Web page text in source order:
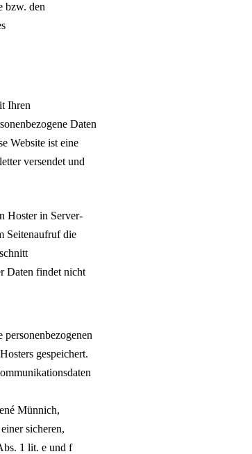
bzw. den
Ihren
Daten
Website ist eine
versendet und
Hoster in Server-
Seitenaufruf die
Daten findet nicht
gespeichert.
Münnich,
sicheren,
1 lit. e und f